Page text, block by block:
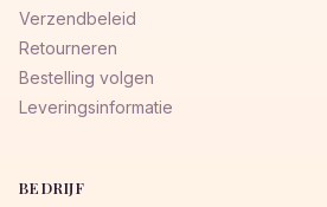
Verzendbeleid
Retourneren
Bestelling volgen
Leveringsinformatie
BEDRIJF